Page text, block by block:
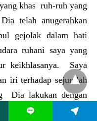
khas ruh-ruh yang
telah anugerahkan
gejolak dalam hati
ruhani saya yang
keikhlasanya. Saya
iri terhadap sejumlah
Dia lakukan dengan
untuk meninggikan
L